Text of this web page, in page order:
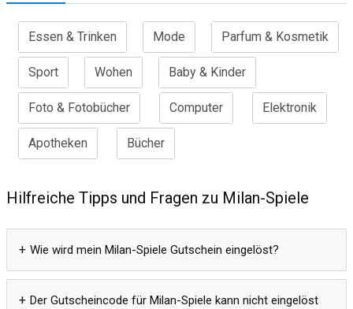
Essen & Trinken Mode Parfum & Kosmetik
Sport Wohen Baby & Kinder
Foto & Fotobücher Computer Elektronik
Apotheken Bücher
Hilfreiche Tipps und Fragen zu Milan-Spiele
Wie wird mein Milan-Spiele Gutschein eingelöst?
Der Gutscheincode für Milan-Spiele kann nicht eingelöst